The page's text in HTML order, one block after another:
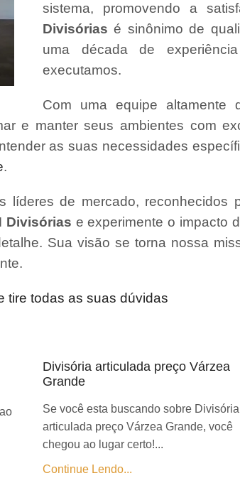
sistema, promovendo a
Divisórias é sinônimo de
uma década de
executamos.
Com uma equipe altamente
e manter seus ambientes com
as suas necessidades
.
líderes de mercado, reconhecidos
Divisórias e experimente o impacto
Sua visão se torna nossa
tire todas as suas dúvidas
Divisória articulada preço Várzea
Grande
Se você esta buscando sobre Divisória
articulada preço Várzea Grande, você
chegou ao lugar certo!...
Continue Lendo...